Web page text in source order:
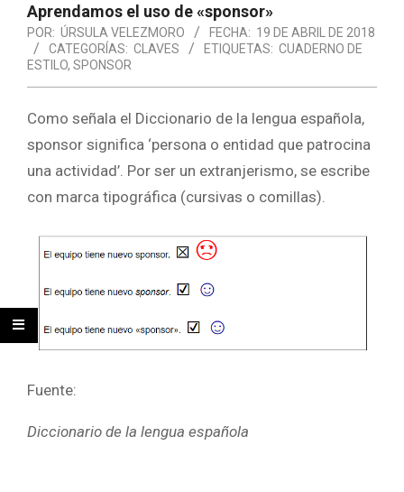
Aprendamos el uso de «sponsor»
POR: ÚRSULA VELEZMORO FECHA: 19 DE ABRIL DE 2018
CATEGORÍAS: CLAVES ETIQUETAS: CUADERNO DE
ESTILO, SPONSOR
Como señala el Diccionario de la lengua española,
sponsor significa ‘persona o entidad que patrocina
una actividad’. Por ser un extranjerismo, se escribe
con marca tipográfica (cursivas o comillas).
Fuente:
Diccionario de la lengua española